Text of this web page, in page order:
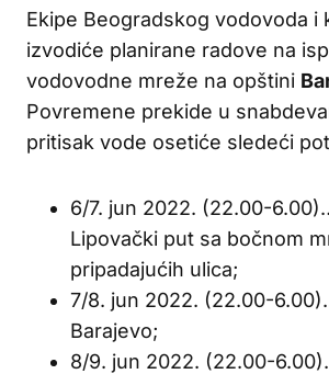
Ekipe Beogradskog vodovoda i
izvodiće planirane radove na
vodovodne mreže na opštini
Povremene prekide u
pritisak vode osetiće sledeći
6/7. jun 2022. (22.00-
Lipovački put sa bočnom
pripadajućih ulica;
7/8. jun 2022. (22.00-
Barajevo;
8/9. jun 2022. (22.00-